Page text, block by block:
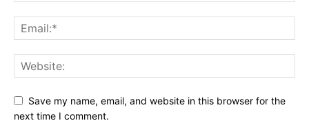
Save my name, email, and website in this browser for the
next time I comment.